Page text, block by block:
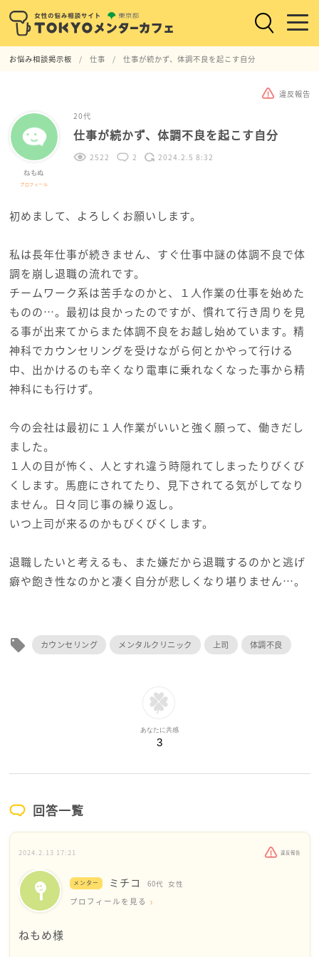
お悩み相談掲示板 仕事 仕事が続かず、体調不良を起こす自分
違反報告
ねもぬ
プロフィール
20代
仕事が続かず、体調不良を起こす自分
2522 2 2024.2.5 8:32
初めまして、よろしくお願いします。
私は長年仕事が続きません、すぐ仕事中謎の体調不良で体
調を崩し退職の流れです。
チームワーク系は苦手なのかと、１人作業の仕事を始めた
ものの…。最初は良かったのですが、慣れて行き周りを見
る事が出来てからまた体調不良をお越し始めています。精
神科でカウンセリングを受けながら何とかやって行ける
中、出かけるのも辛くなり電車に乗れなくなった事から精
神科にも行けず。
今の会社は最初に１人作業がいいと強く願って、働きだし
ました。
１人の目が怖く、人とすれ違う時隠れてしまったりびくび
くします。馬鹿にされてたり、見下されてる気がしてなり
ません。日々同じ事の繰り返し。
いつ上司が来るのかもびくびくします。
退職したいと考えるも、また嫌だから退職するのかと逃げ
癖や飽き性なのかと凄く自分が悲しくなり堪りません…。
local_offer カウンセリング メンタルクリニック 上司 体調不良
あなたに共感
3
回答一覧
2024.2.13 17:21 違反報告
メンター ミチコ 60代 女性
プロフィールを見る
ねもめ様